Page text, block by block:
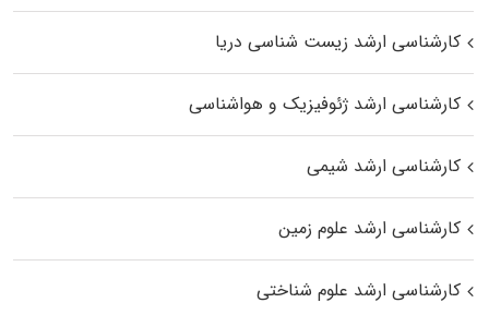
کارشناسی ارشد زیست‌ شناسی دریا
کارشناسی ارشد ژئوفیزیک و هواشناسی
کارشناسی ارشد شیمی
کارشناسی ارشد علوم زمین
کارشناسی ارشد علوم شناختی